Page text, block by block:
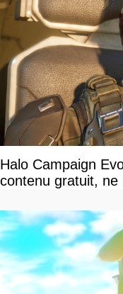
Halo Campaign
contenu gratuit, ne